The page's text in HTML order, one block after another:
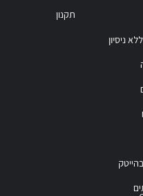
ניסיון
תקנון